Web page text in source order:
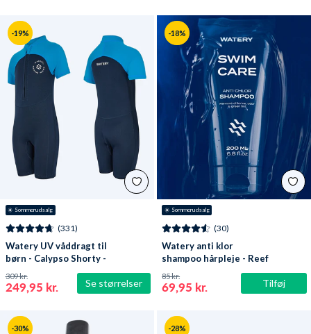
-19%
☀️ Sommerudsalg
Se størrelser
(331)
Watery UV våddragt til
børn - Calypso Shorty -
Mørkeblå
249,95 kr.
309 kr.
-18%
☀️ Sommerudsalg
Tilføj
(30)
Watery anti klor
shampoo hårpleje - Reef
69,95 kr.
85 kr.
-30% -28%